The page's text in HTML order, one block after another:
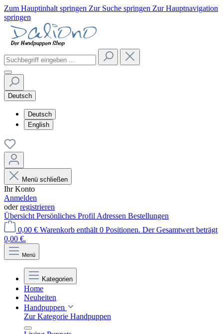
Zum Hauptinhalt springen Zur Suche springen Zur Hauptnavigation
springen
Deutsch
Deutsch
English
Menü schließen
Ihr Konto
Anmelden
oderregistrieren
Übersicht Persönliches Profil Adressen Bestellungen
0,00 € Warenkorb enthält 0 Positionen. Der Gesamtwert beträgt
0,00 €.
Menü
Kategorien
Home
Neuheiten
Handpuppen
Zur Kategorie Handpuppen